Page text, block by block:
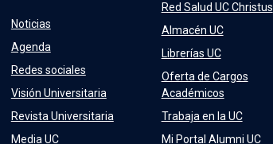
Noticias
Agenda
Redes sociales
Visión Universitaria
Revista Universitaria
Media UC
Red Salud UC Christus
Almacén UC
Librerías UC
Oferta de Cargos
Académicos
Trabaja en la UC
Mi Portal Alumni UC